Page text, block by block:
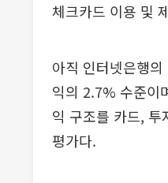
체크카드 이용 및
아직 인터넷은행
익의 2.7% 수준이
익 구조를 카드, 투
평가다.